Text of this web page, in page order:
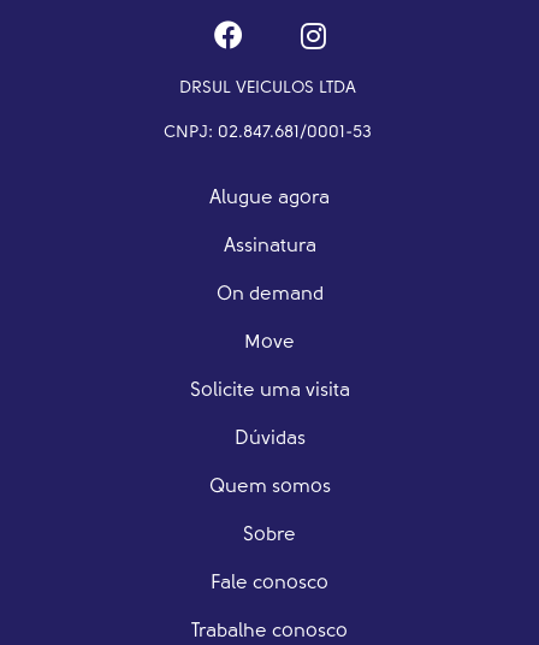
DRSUL VEICULOS LTDA
CNPJ: 02.847.681/0001-53
Alugue agora
Assinatura
On demand
Move
Solicite uma visita
Dúvidas
Quem somos
Sobre
Fale conosco
Trabalhe conosco